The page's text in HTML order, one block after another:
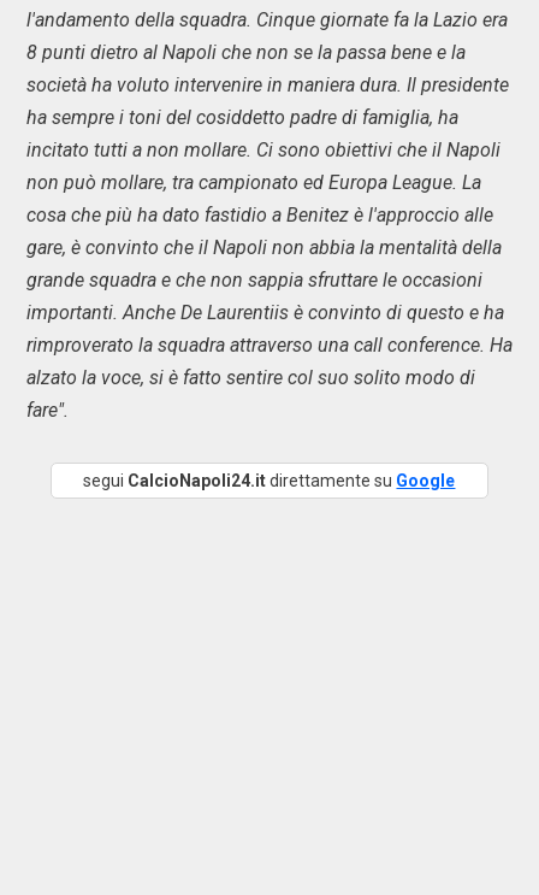
l'andamento della squadra. Cinque giornate fa la Lazio era
8 punti dietro al Napoli che non se la passa bene e la
società ha voluto intervenire in maniera dura. Il presidente
ha sempre i toni del cosiddetto padre di famiglia, ha
incitato tutti a non mollare. Ci sono obiettivi che il Napoli
non può mollare, tra campionato ed Europa League. La
cosa che più ha dato fastidio a Benitez è l'approccio alle
gare, è convinto che il Napoli non abbia la mentalità della
grande squadra e che non sappia sfruttare le occasioni
importanti. Anche De Laurentiis è convinto di questo e ha
rimproverato la squadra attraverso una call conference. Ha
alzato la voce, si è fatto sentire col suo solito modo di
fare".
segui CalcioNapoli24.itdirettamente su Google